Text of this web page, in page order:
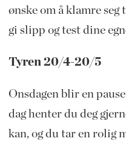
ønske om å klamre seg
gi slipp og test dine
Tyren 20/4-20/5
Onsdagen blir en
dag henter du deg
kan, og du tar en rolig